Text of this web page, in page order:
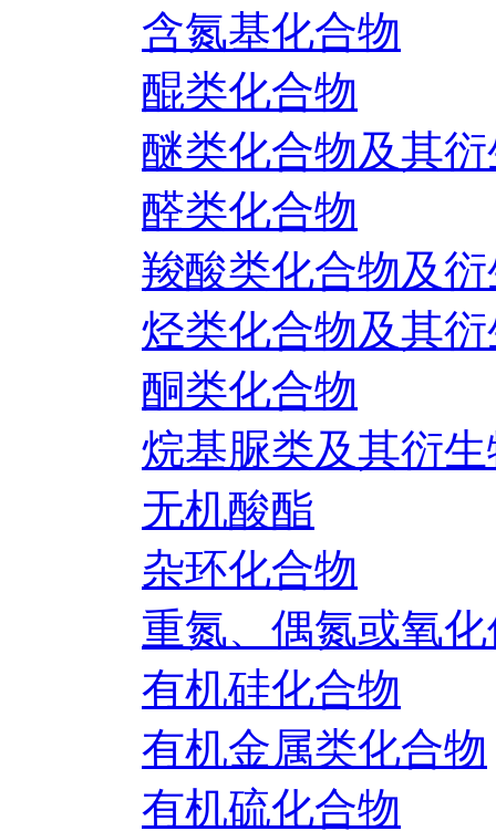
含氮基化合物
醌类化合物
醚类化合物及其
醛类化合物
羧酸类化合物及
烃类化合物及其
酮类化合物
烷基脲类及其衍
无机酸酯
杂环化合物
重氮、偶氮或氧
有机硅化合物
有机金属类化合物
有机硫化合物